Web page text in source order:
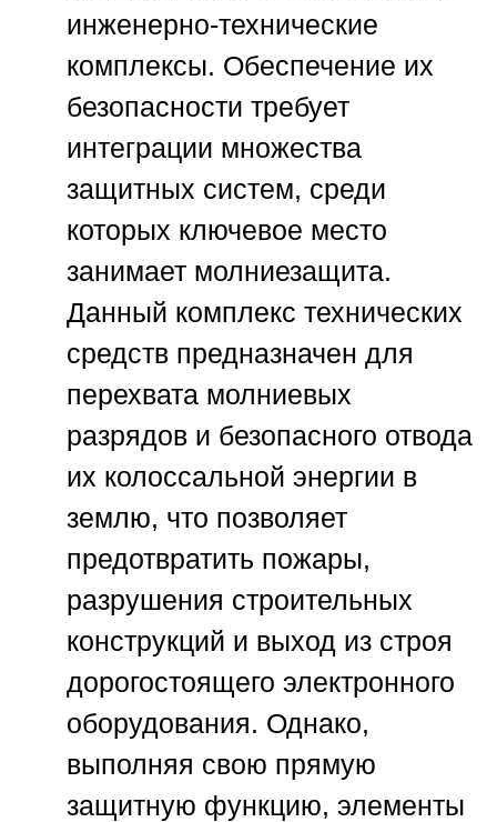
инженерно-технические
комплексы. Обеспечение их
безопасности требует
интеграции множества
защитных систем, среди
которых ключевое место
занимает молниезащита.
Данный комплекс технических
средств предназначен для
перехвата молниевых
разрядов и безопасного отвода
их колоссальной энергии в
землю, что позволяет
предотвратить пожары,
разрушения строительных
конструкций и выход из строя
дорогостоящего электронного
оборудования. Однако,
выполняя свою прямую
защитную функцию, элементы